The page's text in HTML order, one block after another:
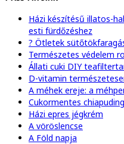
Házi készítésű illatos-
esti fürdőzéshez
? Ötletek
Természetes védelem
Állati cuki DIY
D-vitamin
A méhek ereje: a
Cukormentes chiapuding
Házi epres jégkrém
A vöröslencse
A Föld napja